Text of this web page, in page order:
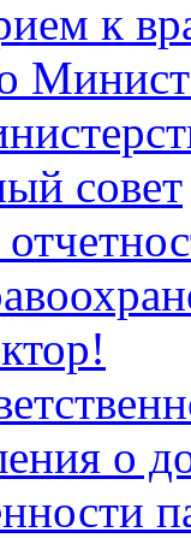
к
совет
о